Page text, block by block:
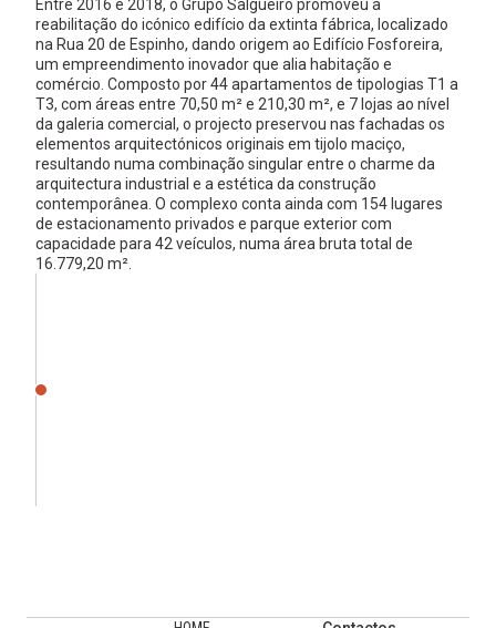
Entre 2016 e 2018, o Grupo Salgueiro promoveu a
reabilitação do icónico edifício da extinta fábrica, localizado
na Rua 20 de Espinho, dando origem ao Edifício Fosforeira,
um empreendimento inovador que alia habitação e
comércio. Composto por 44 apartamentos de tipologias T1 a
T3, com áreas entre 70,50 m² e 210,30 m², e 7 lojas ao nível
da galeria comercial, o projecto preservou nas fachadas os
elementos arquitectónicos originais em tijolo maciço,
resultando numa combinação singular entre o charme da
arquitectura industrial e a estética da construção
contemporânea. O complexo conta ainda com 154 lugares
de estacionamento privados e parque exterior com
capacidade para 42 veículos, numa área bruta total de
16.779,20 m².